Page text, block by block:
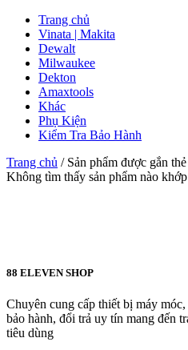
Trang chủ
Vinata | Makita
Dewalt
Milwaukee
Dekton
Amaxtools
Khác
Phụ Kiện
Kiểm Tra Bảo Hành
Trang chủ /Sản phẩm được gắn
Không tìm thấy sản phẩm nào
88 ELEVEN SHOP
Chuyên cung cấp thiết bị máy
bảo hành, đổi trả uy tín mang đến
tiêu dùng